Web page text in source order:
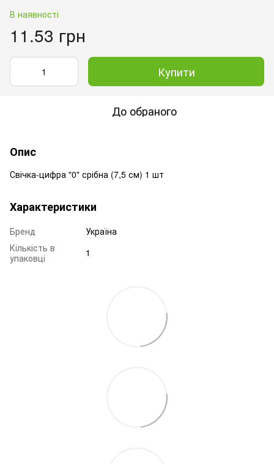
В наявності
11.53 грн
Купити
До обраного
Опис
Свічка-цифра "0" срібна (7,5 см) 1 шт
Характеристики
Бренд
Україна
Кількість в
упаковці
1